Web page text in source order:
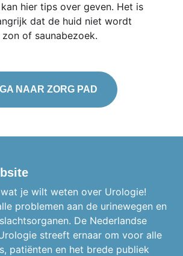
hier tips over geven. Het is
dat de huid niet wordt
of saunabezoek.
GA NAAR ZORG PAD
je wilt weten over Urologie!
problemen aan de urinewegen en
De Nederlandse
streeft ernaar om voor alle
patiënten en het brede publiek